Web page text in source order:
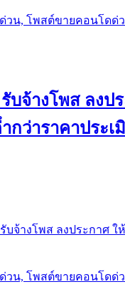
วน, โพสต์ขายคอนโดด่
รับจ้างโพส ลง
กว่าราคาปร
รับจ้างโพส ลงประกาศ
วน, โพสต์ขายคอนโดด่